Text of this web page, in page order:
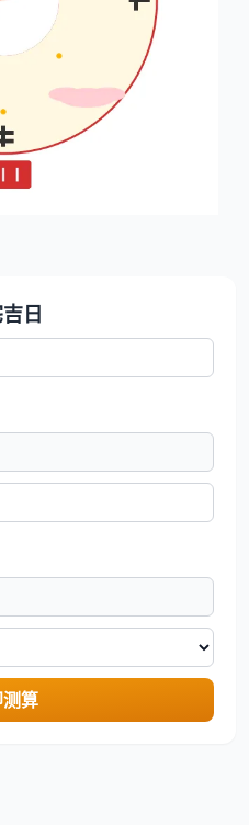
日
算